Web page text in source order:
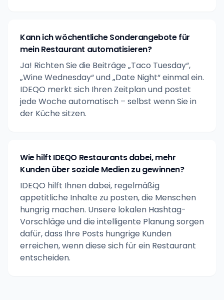
Kann ich wöchentliche Sonderangebote für
mein Restaurant automatisieren?
Ja! Richten Sie die Beiträge „Taco Tuesday“,
„Wine Wednesday“ und „Date Night“ einmal ein.
IDEQO merkt sich Ihren Zeitplan und postet
jede Woche automatisch – selbst wenn Sie in
der Küche sitzen.
Wie hilft IDEQO Restaurants dabei, mehr
Kunden über soziale Medien zu gewinnen?
IDEQO hilft Ihnen dabei, regelmäßig
appetitliche Inhalte zu posten, die Menschen
hungrig machen. Unsere lokalen Hashtag-
Vorschläge und die intelligente Planung sorgen
dafür, dass Ihre Posts hungrige Kunden
erreichen, wenn diese sich für ein Restaurant
entscheiden.